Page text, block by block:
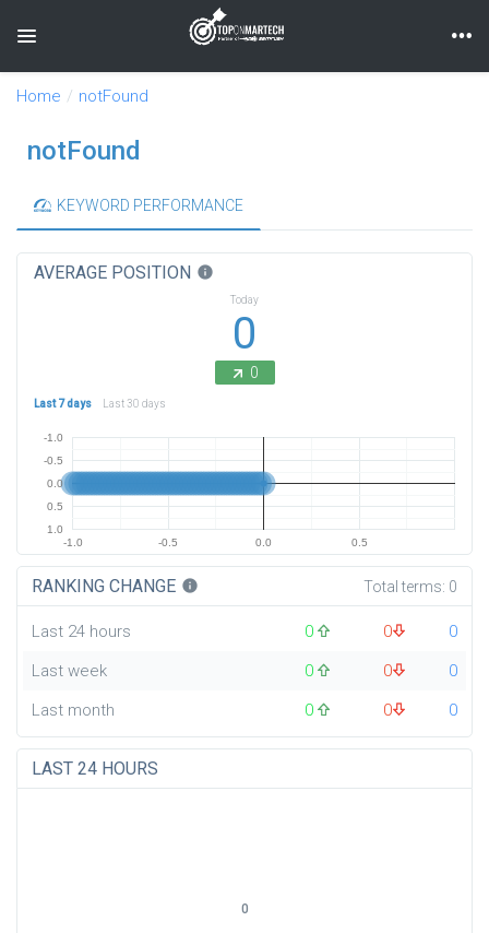
Toggle navigation
Home notFound
notFound
KEYWORD PERFORMANCE
AVERAGE POSITION info
Today
0
0
Last 7 days Last 30 days
-1.0 -0.5 0.0 0.5
-1.0
-0.5
0.0
0.5
1.0
RANKING CHANGE info Total terms: 0
Last 24 hours 0 0
0
Last week
0 0
0
Last month
0 0 0
LAST 24 HOURS
0